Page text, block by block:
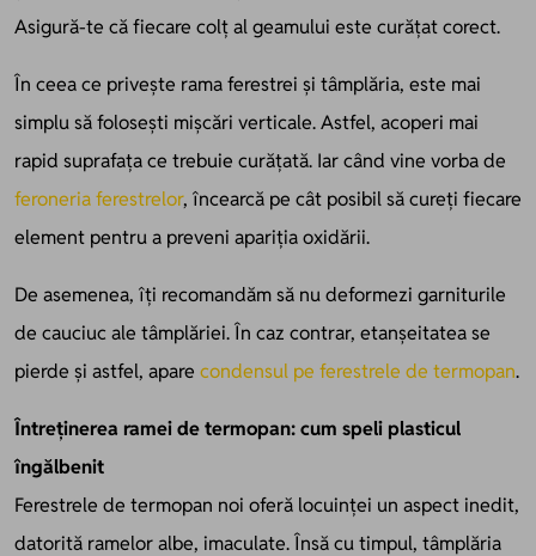
Asigură-te că fiecare colț al geamului este curățat corect.
În ceea ce privește rama ferestrei și tâmplăria, este mai
simplu să folosești mișcări verticale. Astfel, acoperi mai
rapid suprafața ce trebuie curățată. Iar când vine vorba de
feroneria ferestrelor, încearcă pe cât posibil să cureți fiecare
element pentru a preveni apariția oxidării.
De asemenea, îți recomandăm să nu deformezi garniturile
de cauciuc ale tâmplăriei. În caz contrar, etanșeitatea se
pierde și astfel, apare condensul pe ferestrele de termopan.
Întreținerea ramei de termopan: cum speli plasticul
îngălbenit
Ferestrele de termopan noi oferă locuinței un aspect inedit,
datorită ramelor albe, imaculate. Însă cu timpul, tâmplăria